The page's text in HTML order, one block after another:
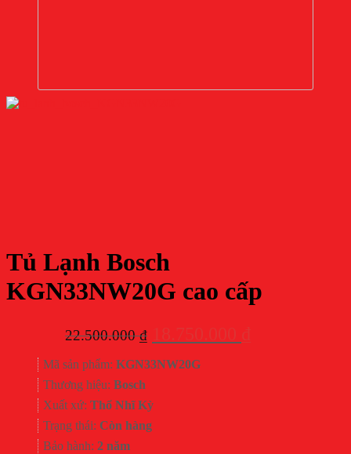
Tủ Lạnh Bosch
KGN33NW20G cao cấp
22.500.000₫
là:
Mã sản phẩm: KGN33NW20G
Thương hiệu: Bosch
Xuất xứ: Thổ Nhĩ Kỳ
Trạng thái: Còn hàng
Bảo hành: 2 năm